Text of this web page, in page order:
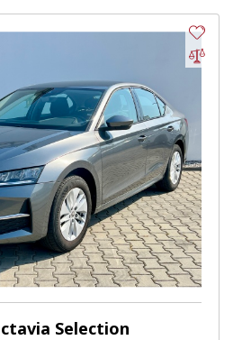
Selection